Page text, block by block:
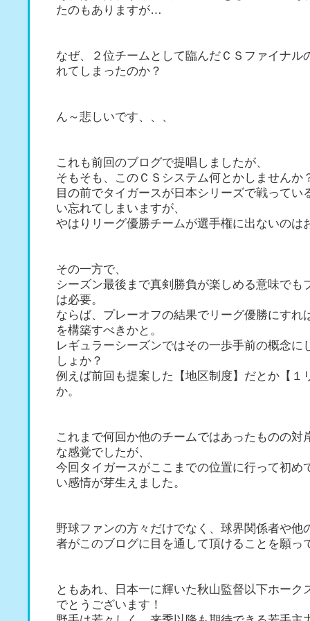
たのもありますが…
なぜ、２位チームとして臨んだＣＳファイナル
れてしまったのか？
ん～悲しいです、、、
これも前回のブログで提唱しましたが、
そもそも、このＣＳシステム何とかしませんか
目の前でタイガースが日本シリーズで戦ってい
い忘れてしまいますが、
やはりリーグ優勝チームが選手権に出ないのは
その一方で、
シーズン最後まで真剣勝負が楽しめる意味でも
は必要。
ならば、プレーオフの結果でリーグ優勝にすれ
を構築すべきかと。
レギュラーシーズンではその一歩手前の概念に
しょか？
例えば前回も提案した【地区制度】だとか【１
か。
これまで何回か他のチームではあったものの対
な感覚でしたが、
今回タイガースがここまでの位置に行って初め
い感情が芽生えました。
野球ファンの方々だけでなく、球界関係者や他
者がこのブログに目を通して頂けることを願
ともあれ、日本一に輝いた秋山監督以下ホーク
でとうございます！